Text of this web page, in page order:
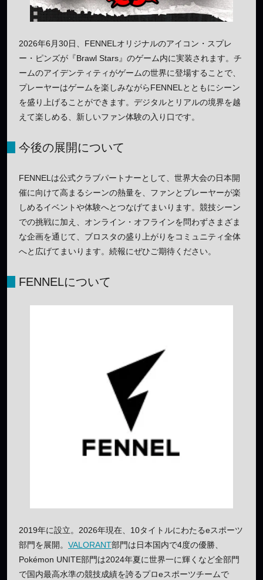
2026年6月30日、FENNELオリジナルのアイコン・スプレ
ー・ピンズが『Brawl Stars』のゲーム内に実装されます。チ
ームのアイデンティティがゲームの世界に登場することで、
プレーヤーはゲームを楽しみながらFENNELとともにシーン
を盛り上げることができます。デジタルとリアルの境界を越
えて楽しめる、新しいファン体験の入り口です。
今後の展開について
FENNELは公式クラブパートナーとして、世界大会の日本開
催に向けて高まるシーンの熱量を、ファンとプレーヤーが楽
しめるイベントや体験へとつなげてまいります。競技シーン
での挑戦に加え、オンライン・オフラインを問わずさまざま
な企画を通じて、ブロスタの盛り上がりをコミュニティ全体
へと広げてまいります。続報にぜひご期待ください。
FENNELについて
2019年に設立。2026年現在、10タイトルにわたるeスポーツ
部門を展開。 VALORANT部門は日本国内で4度の優勝、
Pokémon UNITE部門は2024年夏に世界一に輝くなど全部門
で国内最高水準の競技成績を誇るプロeスポーツチームで